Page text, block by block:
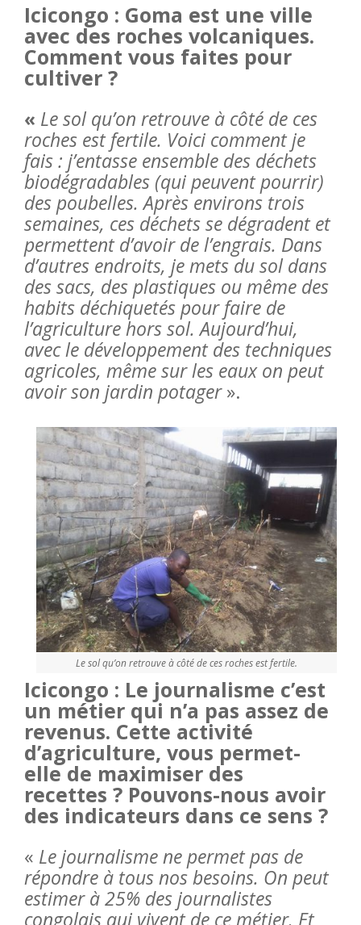
Icicongo : Goma est une ville
avec des roches volcaniques.
Comment vous faites pour
cultiver ?
« Le sol qu’on retrouve à côté de ces
roches est fertile. Voici comment je
fais : j’entasse ensemble des déchets
biodégradables (qui peuvent pourrir)
des poubelles. Après environs trois
semaines, ces déchets se dégradent et
permettent d’avoir de l’engrais. Dans
d’autres endroits, je mets du sol dans
des sacs, des plastiques ou même des
habits déchiquetés pour faire de
l’agriculture hors sol. Aujourd’hui,
avec le développement des techniques
agricoles, même sur les eaux on peut
avoir son jardin potager».
Le sol qu’on retrouve à côté de ces roches est fertile.
Icicongo : Le journalisme c’est
un métier qui n’a pas assez de
revenus. Cette activité
d’agriculture, vous permet-
elle de maximiser des
recettes ? Pouvons-nous avoir
des indicateurs dans ce sens ?
« Le journalisme ne permet pas de
répondre à tous nos besoins. On peut
estimer à 25% des journalistes
congolais qui vivent de ce métier. Et